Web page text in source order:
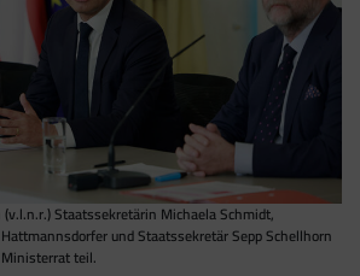
Staatssekretärin Michaela Schmidt,
und Staatssekretär Sepp Schellhorn
teil.